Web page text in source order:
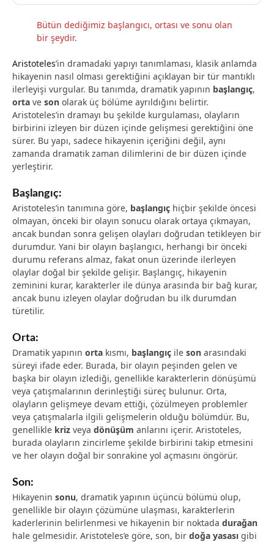
Bütün dediğimiz başlangıcı, ortası ve sonu olan
bir şeydir.
Aristoteles’in dramadaki yapıyı tanımlaması, klasik anlamda
hikayenin nasıl olması gerektiğini açıklayan bir tür mantıklı
ilerleyişi vurgular. Bu tanımda, dramatik yapının başlangıç,
orta ve son olarak üç bölüme ayrıldığını belirtir.
Aristoteles’in dramayı bu şekilde kurgulaması, olayların
birbirini izleyen bir düzen içinde gelişmesi gerektiğini öne
sürer. Bu yapı, sadece hikayenin içeriğini değil, aynı
zamanda dramatik zaman dilimlerini de bir düzen içinde
yerleştirir.
Başlangıç:
Aristoteles’in tanımına göre, başlangıç hiçbir şekilde öncesi
olmayan, önceki bir olayın sonucu olarak ortaya çıkmayan,
ancak bundan sonra gelişen olayları doğrudan tetikleyen bir
durumdur. Yani bir olayın başlangıcı, herhangi bir önceki
durumu referans almaz, fakat onun üzerinde ilerleyen
olaylar doğal bir şekilde gelişir. Başlangıç, hikayenin
zeminini kurar, karakterler ile dünya arasında bir bağ kurar,
ancak bunu izleyen olaylar doğrudan bu ilk durumdan
türetilir.
Orta:
Dramatik yapının orta kısmı, başlangıç ile son arasındaki
süreyi ifade eder. Burada, bir olayın peşinden gelen ve
başka bir olayın izlediği, genellikle karakterlerin dönüşümü
veya çatışmalarının derinleştiği süreç bulunur. Orta,
olayların gelişmeye devam ettiği, çözülmeyen problemler
veya çatışmalarla ilgili gelişmelerin olduğu bölümdür. Bu,
genellikle kriz veya dönüşüm anlarını içerir. Aristoteles,
burada olayların zincirleme şekilde birbirini takip etmesini
ve her olayın doğal bir sonrakine yol açmasını öngörür.
Son:
Hikayenin sonu, dramatik yapının üçüncü bölümü olup,
genellikle bir olayın çözümüne ulaşması, karakterlerin
kaderlerinin belirlenmesi ve hikayenin bir noktada durağan
hale gelmesidir. Aristoteles’e göre, son, bir doğa yasası gibi